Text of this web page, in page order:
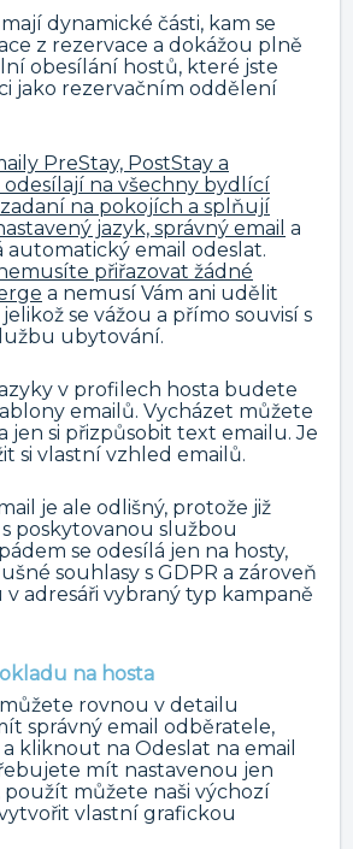
dynamické části, kam se
z rezervace a dokážou plně
obesílání hostů, které jste
jako rezervačním oddělení
PreStay, PostStay a
odesílají na všechny bydlící
na pokojích a splňují
jazyk, správný email a
automatický email odeslat.
přiřazovat žádné
a nemusí Vám ani udělit
se vážou a přímo souvisí s
ubytování.
v profilech hosta budete
emailů. Vycházet můžete
jen si přizpůsobit text emailu. Je
si vlastní vzhled emailů.
je ale odlišný, protože již
poskytovanou službou
se odesílá jen na hosty,
souhlasy s GDPR a zároveň
adresáři vybraný typ kampaně
na hosta
rovnou v detailu
správný email odběratele,
kliknout na Odeslat na email
mít nastavenou jen
můžete naši výchozí
vlastní grafickou